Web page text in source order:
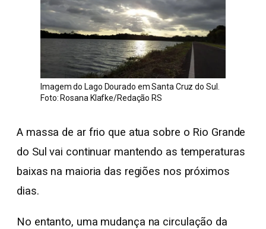
Imagem do Lago Dourado em Santa Cruz do Sul.
Foto: Rosana Klafke/Redação RS
A massa de ar frio que atua sobre o Rio Grande
do Sul vai continuar mantendo as temperaturas
baixas na maioria das regiões nos próximos
dias.
No entanto, uma mudança na circulação da